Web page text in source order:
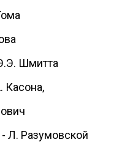
Шмитта
Касона,
Л. Разумовской